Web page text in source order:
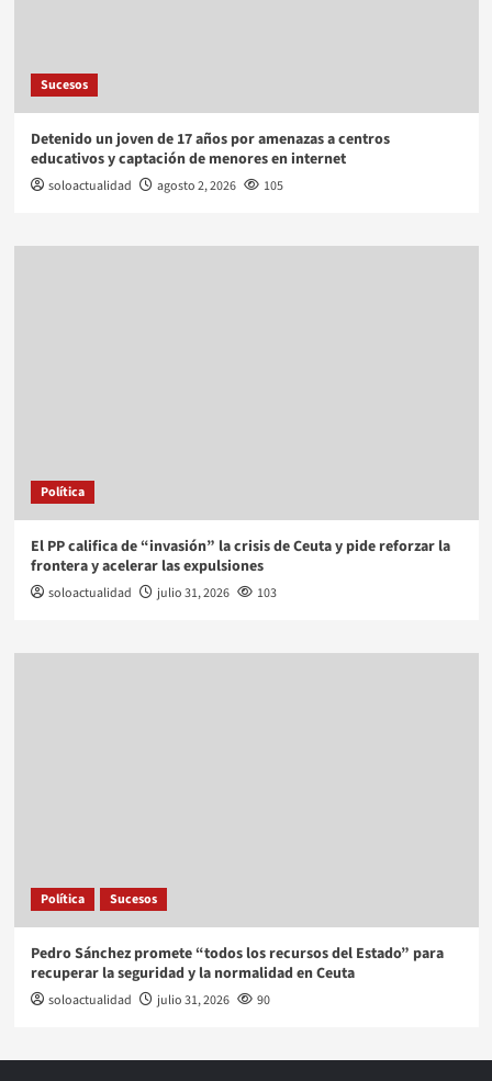
Sucesos
Detenido un joven de 17 años por amenazas a centros
educativos y captación de menores en internet
soloactualidad agosto 2, 2026 105
Política
El PP califica de “invasión” la crisis de Ceuta y pide reforzar la
frontera y acelerar las expulsiones
soloactualidad julio 31, 2026 103
Política Sucesos
Pedro Sánchez promete “todos los recursos del Estado” para
recuperar la seguridad y la normalidad en Ceuta
soloactualidad julio 31, 2026 90